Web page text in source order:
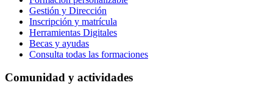
Gestión y Dirección
Inscripción y matrícula
Herramientas Digitales
Becas y ayudas
Consulta todas las formaciones
Comunidad y actividades